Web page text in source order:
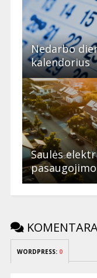
Nedarbo
kalendorius
Saulės
WORDPRESS: 0